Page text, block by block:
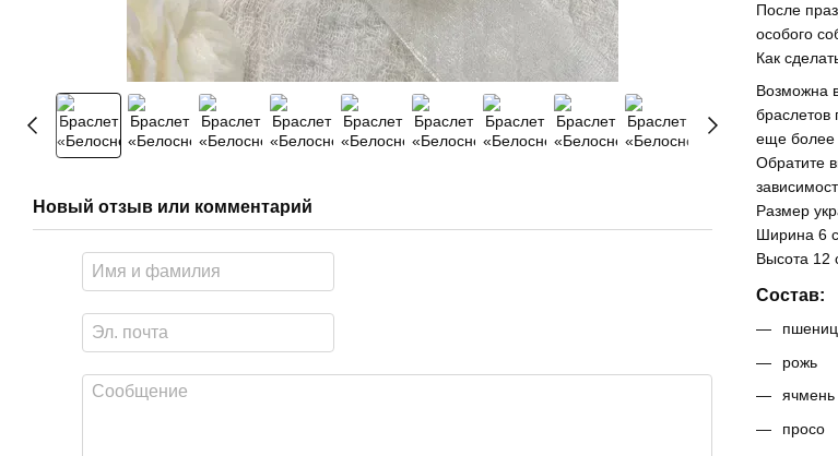
Новый отзыв или комментарий
После
особого
Как
Возможна
браслетов
еще более
Обратите
Размер
Ширина 6
Высота 12
Состав:
рожь
ячмень
просо